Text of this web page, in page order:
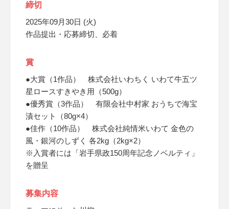
締切
2025年09月30日 (火)
作品提出・応募締切、必着
賞
●大賞（1作品） 株式会社いわちく いわて牛五ツ
星ロースすきやき用（500g）
●優秀賞（3作品） 有限会社中村家 おうちで海宝
漬セット（80g×4）
●佳作（10作品） 株式会社純情米いわて 金色の
風・銀河のしずく 各2kg（2kg×2）
※入賞者には「岩手県政150周年記念ノベルティ」
を贈呈
募集内容